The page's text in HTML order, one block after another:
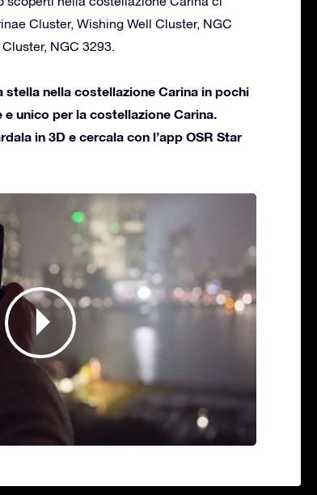
Cluster, Wishing Well Cluster, NGC
NGC 3293.
stella nella costellazione Carina in pochi
unico per la costellazione Carina.
in 3D e cercala con l’app OSR Star